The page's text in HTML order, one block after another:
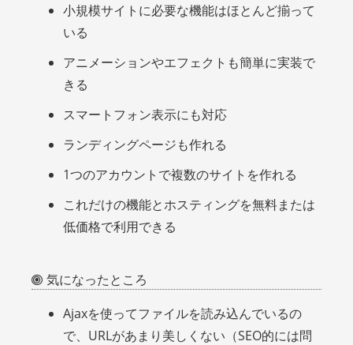
小規模サイトに必要な機能はほとんど揃って
いる
アニメーションやエフェクトも簡単に実装で
きる
スマートフォン表示にも対応
ランディングページも作れる
1つのアカウントで複数のサイトを作れる
これだけの機能とホスティングを無料または
低価格で利用できる
気になったところ
Ajaxを使ってファイルを読み込んでいるの
で、URLがあまり美しくない（SEO的には問